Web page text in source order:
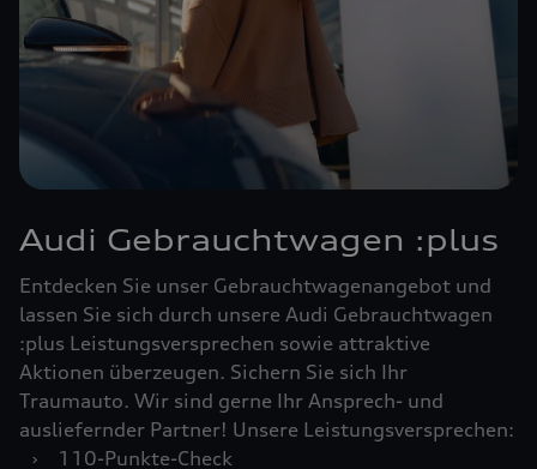
Audi Gebrauchtwagen :plus
Entdecken Sie unser Gebrauchtwagenangebot und
lassen Sie sich durch unsere Audi Gebrauchtwagen
:plus Leistungsversprechen sowie attraktive
Aktionen überzeugen. Sichern Sie sich Ihr
Traumauto. Wir sind gerne Ihr Ansprech- und
ausliefernder Partner! Unsere Leistungsversprechen:
›
110-Punkte-Check